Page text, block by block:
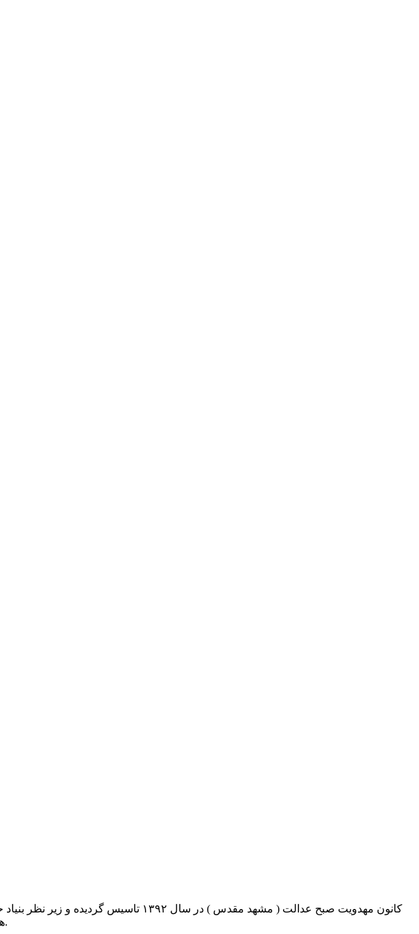
کانون مهدویت صبح عدالت ( مشهد مقدس )
هایی « همچون نیمه شعبان، نهم ربیع جهت امامت حضرت، احیا و شب زنده داری مهدوی» توفیق خدمت داشته است.